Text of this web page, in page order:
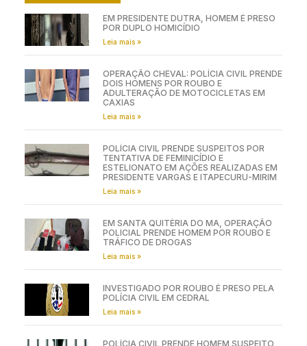
EM PRESIDENTE DUTRA, HOMEM É PRESO
POR DUPLO HOMICÍDIO
Leia mais »
OPERAÇÃO CHEVAL: POLÍCIA CIVIL PRENDE
DOIS HOMENS POR ROUBO E
ADULTERAÇÃO DE MOTOCICLETAS EM
CAXIAS
Leia mais »
POLÍCIA CIVIL PRENDE SUSPEITOS POR
TENTATIVA DE FEMINICÍDIO E
ESTELIONATO EM AÇÕES REALIZADAS EM
PRESIDENTE VARGAS E ITAPECURU-MIRIM
Leia mais »
EM SANTA QUITÉRIA DO MA, OPERAÇÃO
POLICIAL PRENDE HOMEM POR ROUBO E
TRÁFICO DE DROGAS
Leia mais »
INVESTIGADO POR ROUBO É PRESO PELA
POLÍCIA CIVIL EM CEDRAL
Leia mais »
POLÍCIA CIVIL PRENDE HOMEM SUSPEITO